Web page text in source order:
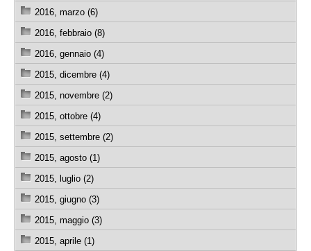
2016, marzo (6)
2016, febbraio (8)
2016, gennaio (4)
2015, dicembre (4)
2015, novembre (2)
2015, ottobre (4)
2015, settembre (2)
2015, agosto (1)
2015, luglio (2)
2015, giugno (3)
2015, maggio (3)
2015, aprile (1)